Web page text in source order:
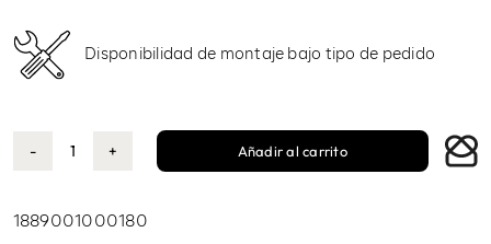
Disponibilidad de montaje bajo tipo de pedido
Gavriel
Añadir al carrito
1889001000180